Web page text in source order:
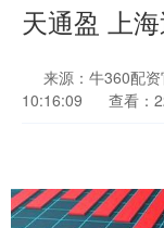
天通盈 上
来源：牛360配资
10:16:09
查看：